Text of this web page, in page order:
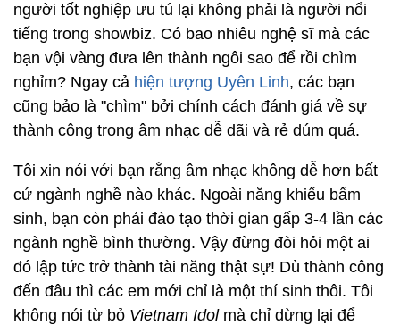
người tốt nghiệp ưu tú lại không phải là người nổi
tiếng trong showbiz. Có bao nhiêu nghệ sĩ mà các
bạn vội vàng đưa lên thành ngôi sao để rồi chìm
nghỉm? Ngay cả hiện tượng Uyên Linh, các bạn
cũng bảo là "chìm" bởi chính cách đánh giá về sự
thành công trong âm nhạc dễ dãi và rẻ dúm quá.
Tôi xin nói với bạn rằng âm nhạc không dễ hơn bất
cứ ngành nghề nào khác. Ngoài năng khiếu bẩm
sinh, bạn còn phải đào tạo thời gian gấp 3-4 lần các
ngành nghề bình thường. Vậy đừng đòi hỏi một ai
đó lập tức trở thành tài năng thật sự! Dù thành công
đến đâu thì các em mới chỉ là một thí sinh thôi. Tôi
không nói từ bỏ Vietnam Idolmà chỉ dừng lại để